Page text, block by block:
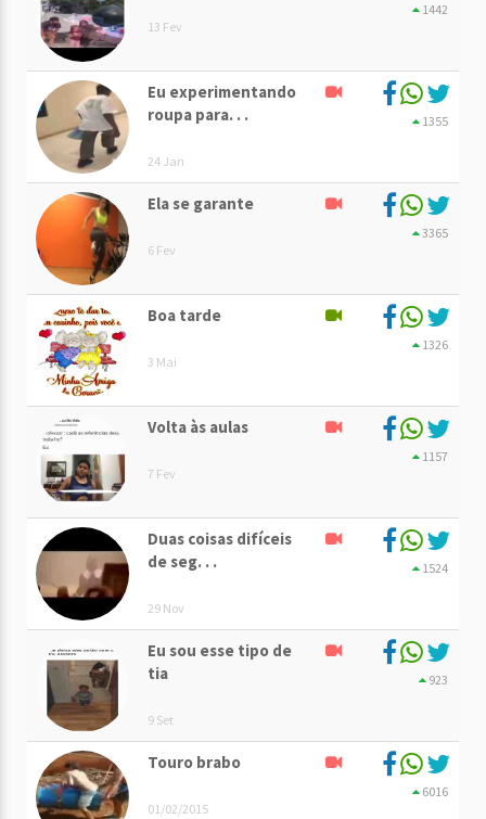
13 Fev
1442
Eu experimentando
roupa para. . .
24 Jan
1355
Ela se garante
6 Fev
3365
Boa tarde
3 Mai
1326
Volta às aulas
7 Fev
1157
Duas coisas difíceis
de seg. . .
29 Nov
1524
Eu sou esse tipo de
tia
9 Set
923
Touro brabo
01/02/2015
6016